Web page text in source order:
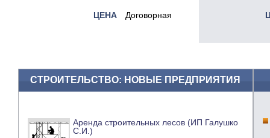
ЦЕНА Договорная
СТРОИТЕЛЬСТВО: НОВЫЕ ПРЕДПРИЯТИЯ
Аренда строительных лесов (ИП Галушко
С.И.)